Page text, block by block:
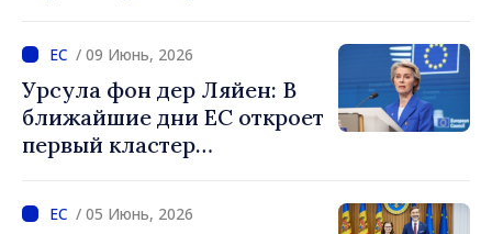
подтверждает признание
успехов, достигнутых
нашей страной»
/ 09 Июнь, 2026
Урсула фон дер Ляйен: В
ближайшие дни ЕС откроет
первый кластер
Республикой Молдова
/ 05 Июнь, 2026